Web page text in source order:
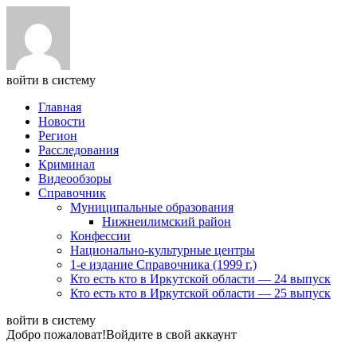
войти в систему
Главная
Новости
Регион
Расследования
Криминал
Видеообзоры
Справочник
Муниципальные образования
Нижнеилимский район
Конфессии
Национально-культурные центры
1-е издание Справочника (1999 г.)
Кто есть кто в Иркутской области — 24 выпуск
Кто есть кто в Иркутской области — 25 выпуск
войти в систему
Добро пожаловат!Войдите в свой аккаунт